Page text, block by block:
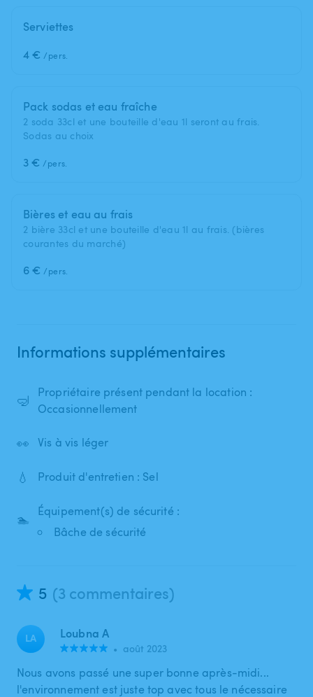
Serviettes
4 € /pers.
Pack sodas et eau fraîche
2 soda 33cl et une bouteille d'eau 1l seront au frais.
Sodas au choix
3 € /pers.
Bières et eau au frais
2 bière 33cl et une bouteille d'eau 1l au frais. (bières
courantes du marché)
6 € /pers.
Informations supplémentaires
🤿
Propriétaire présent pendant la location :
Occasionnellement
👀 Vis à vis léger
💧 Produit d'entretien : Sel
🏊
Équipement(s) de sécurité :
Bâche de sécurité
5 (3 commentaires)
LA Loubna A
• août 2023
Nous avons passé une super bonne après-midi...
l'environnement est juste top avec tous le nécessaire